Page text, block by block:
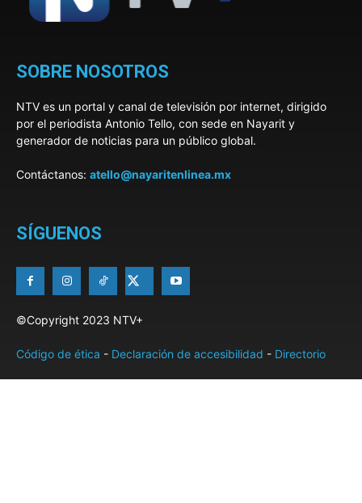
SOBRE NOSOTROS
NTV es un portal y canal de televisión por internet, dirigido
por el periodista Antonio Tello, con sede en Nayarit y
generador de noticias para un público global.
Contáctanos: atello@nayaritenlinea.mx
SÍGUENOS
©Copyright 2023 NTV+
Código de ética - Declaración de accesibilidad - Directorio